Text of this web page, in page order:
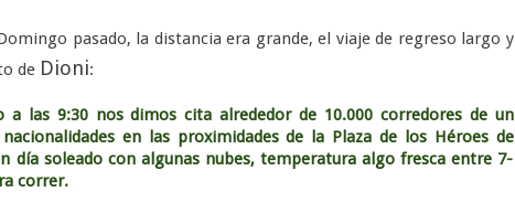
pasado, la distancia era grande, el viaje de regreso largo y
de Dioni:
a las 9:30 nos dimos cita alrededor de 10.000 corredores de un
en las proximidades de la Plaza de los Héroes de
día soleado con algunas nubes, temperatura algo fresca entre 7-
correr.